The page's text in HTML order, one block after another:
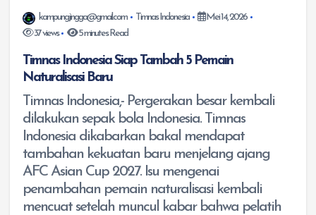
kampungjingga@gmail.com Timnas Indonesia
Mei 14, 2026
37 views
5 minutes Read
Timnas Indonesia Siap Tambah 5 Pemain
Naturalisasi Baru
Timnas Indonesia,- Pergerakan besar kembali
dilakukan sepak bola Indonesia. Timnas
Indonesia dikabarkan bakal mendapat
tambahan kekuatan baru menjelang ajang
AFC Asian Cup 2027. Isu mengenai
penambahan pemain naturalisasi kembali
mencuat setelah muncul kabar bahwa pelatih